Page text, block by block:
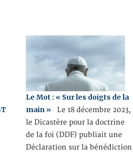
Le Mot : « Sur les doigts de la
main » Le 18 décembre 2023,
le Dicastère pour la doctrine
de la foi (DDF) publiait une
Déclaration sur la bénédiction